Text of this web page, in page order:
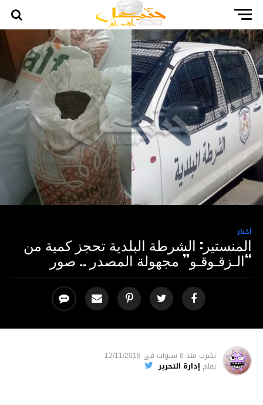
أخبار
المنستير: الشرطة البلدية تحجز كمية من
“الـزقـوقـو” مجهولة المصدر .. صور
نشرت منذ 8 سنوات فى 12/11/2018
بقلم إدارة التحرير